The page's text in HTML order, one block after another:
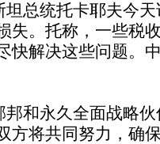
总统托卡耶夫今天
失。托称，一些税
快解决这些问题。
和永久全面战略伙
方将共同努力，确